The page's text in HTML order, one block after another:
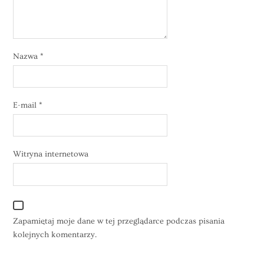
Nazwa *
E-mail *
Witryna internetowa
Zapamiętaj moje dane w tej przeglądarce podczas pisania
kolejnych komentarzy.